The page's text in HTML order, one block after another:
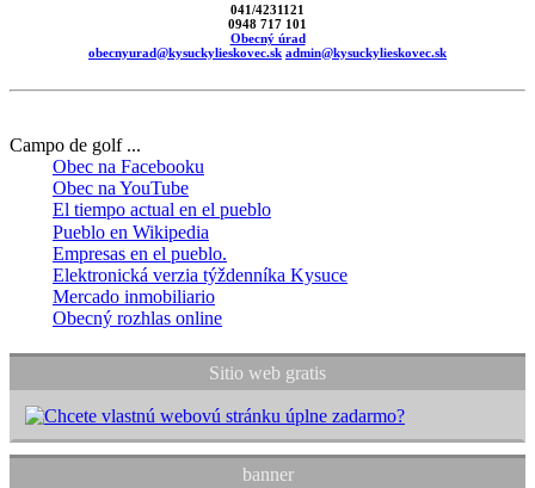
041/4231121
0948 717 101
Obecný úrad
obecnyurad@kysuckylieskovec.sk admin@kysuckylieskovec.sk
Campo de golf ...
Obec na Facebooku
Obec na YouTube
El tiempo actual en el pueblo
Pueblo en Wikipedia
Empresas en el pueblo.
Elektronická verzia týždenníka Kysuce
Mercado inmobiliario
Obecný rozhlas online
Sitio web gratis
banner